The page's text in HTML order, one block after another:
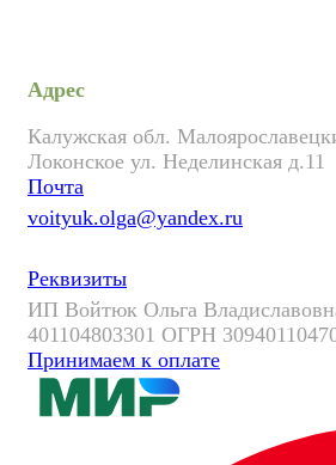
Адрес
Калужская обл.
Локонское ул. Неделинская д.11
Почта
voityuk.olga@yandex.ru
Реквизиты
ИП Войтюк Ольга
401104803301 ОГРН
Принимаем к оплате